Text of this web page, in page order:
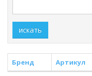
искать
Бренд Артикул